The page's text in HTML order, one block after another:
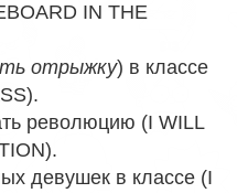
IN THE
отрыжку) в классе
революцию (I WILL
девушек в классе (I